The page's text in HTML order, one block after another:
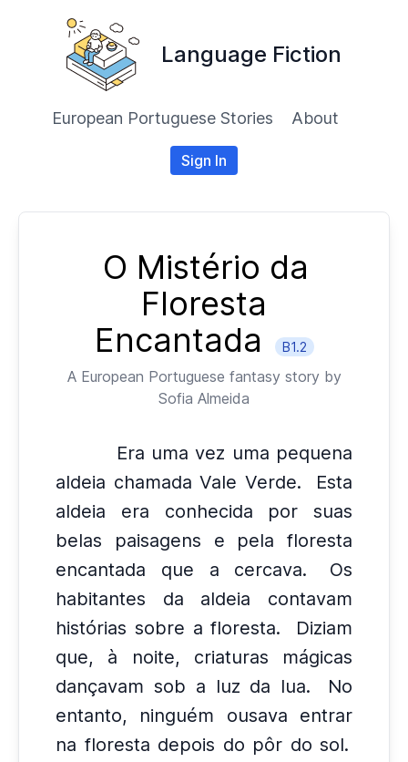
Language Fiction
European Portuguese Stories About
Sign In
O Mistério da
Floresta
Encantada
B1.2
A European Portuguese fantasy story by
Sofia Almeida
Era uma vez uma pequena
aldeia chamada Vale Verde.
Esta
aldeia era conhecida por suas
belas paisagens e pela floresta
encantada que a cercava.
Os
habitantes da aldeia contavam
histórias sobre a floresta.
Diziam
que, à noite, criaturas mágicas
dançavam sob a luz da lua.
No
entanto, ninguém ousava entrar
na floresta depois do pôr do sol.